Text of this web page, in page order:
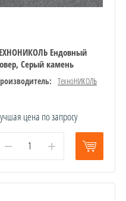
Ендовный
Серый камень
ТехноНИКОЛЬ
цена по запросу
− +